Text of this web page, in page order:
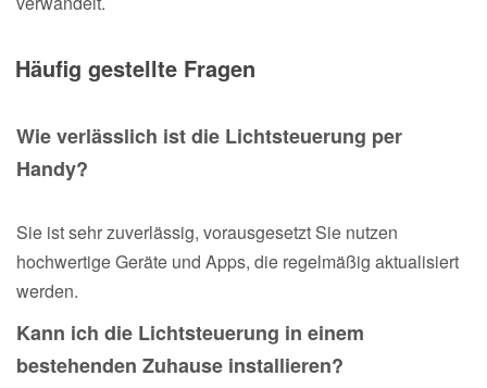
Häufig gestellte Fragen
Wie verlässlich ist die Lichtsteuerung per
Handy?
Sie ist sehr zuverlässig, vorausgesetzt Sie nutzen
hochwertige Geräte und Apps, die regelmäßig aktualisiert
werden.
Kann ich die Lichtsteuerung in einem
bestehenden Zuhause installieren?